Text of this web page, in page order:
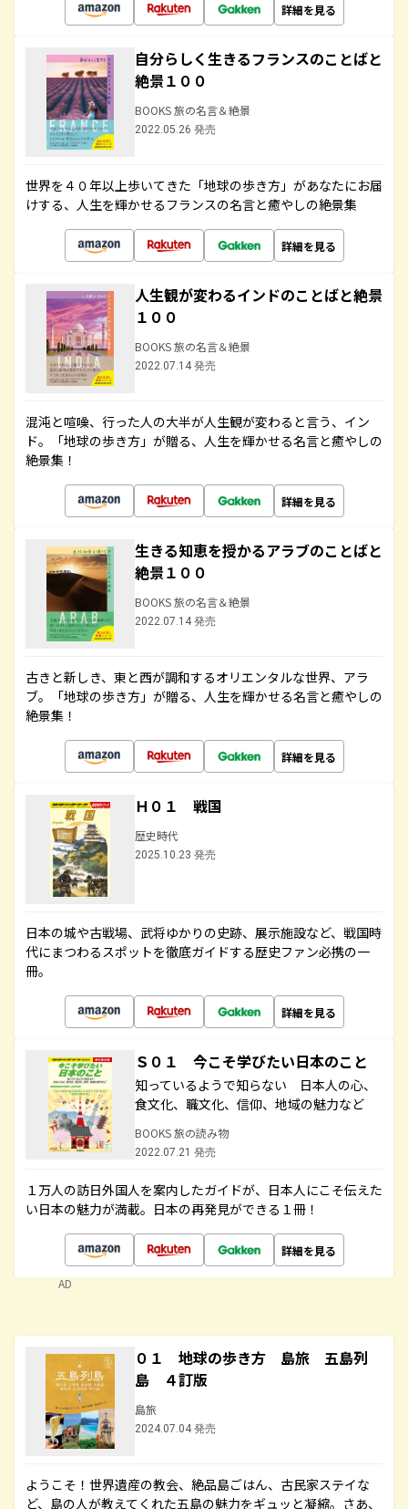
詳細を見る
自分らしく生きるフランスのことばと
絶景１００
BOOKS 旅の名言＆絶景
2022.05.26 発売
世界を４０年以上歩いてきた「地球の歩き方」があなたにお届
けする、人生を輝かせるフランスの名言と癒やしの絶景集
詳細を見る
人生観が変わるインドのことばと絶景
１００
BOOKS 旅の名言＆絶景
2022.07.14 発売
混沌と喧噪、行った人の大半が人生観が変わると言う、イン
ド。「地球の歩き方」が贈る、人生を輝かせる名言と癒やしの
絶景集！
詳細を見る
生きる知恵を授かるアラブのことばと
絶景１００
BOOKS 旅の名言＆絶景
2022.07.14 発売
古きと新しき、東と西が調和するオリエンタルな世界、アラ
ブ。「地球の歩き方」が贈る、人生を輝かせる名言と癒やしの
絶景集！
詳細を見る
Ｈ０１ 戦国
歴史時代
2025.10.23 発売
日本の城や古戦場、武将ゆかりの史跡、展示施設など、戦国時
代にまつわるスポットを徹底ガイドする歴史ファン必携の一
冊。
詳細を見る
Ｓ０１ 今こそ学びたい日本のこと
知っているようで知らない 日本人の心、
食文化、職文化、信仰、地域の魅力など
BOOKS 旅の読み物
2022.07.21 発売
１万人の訪日外国人を案内したガイドが、日本人にこそ伝えた
い日本の魅力が満載。日本の再発見ができる１冊！
詳細を見る
AD
０１ 地球の歩き方 島旅 五島列
島 ４訂版
島旅
2024.07.04 発売
ようこそ！世界遺産の教会、絶品島ごはん、古民家ステイな
ど、島の人が教えてくれた五島の魅力をギュッと凝縮。さあ、